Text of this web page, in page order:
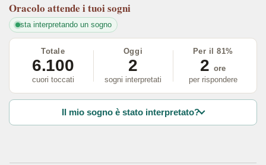
Oracolo attende i tuoi sogni
sta interpretando un sogno
Totale
6.100
cuori toccati
Oggi
2
sogni interpretati
Per il 81%
2 ore
per rispondere
Il mio sogno è stato interpretato?